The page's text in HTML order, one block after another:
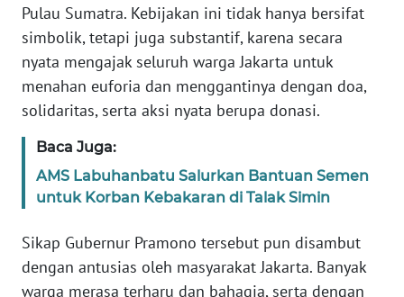
Pulau Sumatra. Kebijakan ini tidak hanya bersifat
simbolik, tetapi juga substantif, karena secara
nyata mengajak seluruh warga Jakarta untuk
menahan euforia dan menggantinya dengan doa,
solidaritas, serta aksi nyata berupa donasi.
Baca Juga:
AMS Labuhanbatu Salurkan Bantuan Semen
untuk Korban Kebakaran di Talak Simin
Sikap Gubernur Pramono tersebut pun disambut
dengan antusias oleh masyarakat Jakarta. Banyak
warga merasa terharu dan bahagia, serta dengan
WN
SUMBAR
WN
SUMSEL
WN
WN